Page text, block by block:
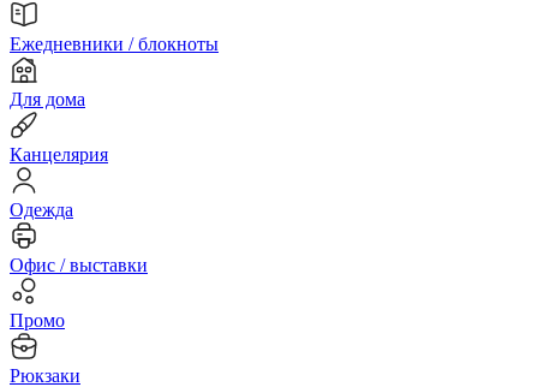
Ежедневники / блокноты
Для дома
Канцелярия
Одежда
Офис / выставки
Промо
Рюкзаки